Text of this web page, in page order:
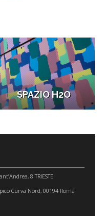
SPAZIO H2O
8 TRIESTE
Curva Nord, 00194 Roma